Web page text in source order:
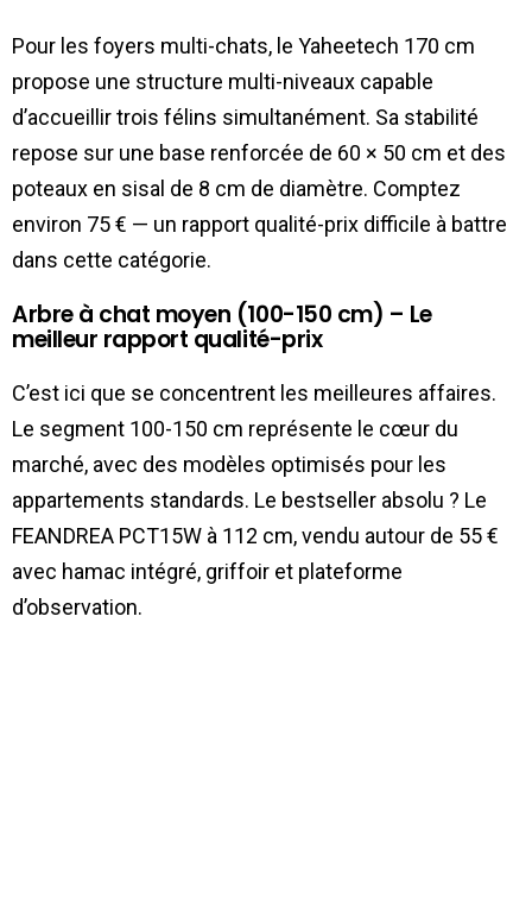
Pour les foyers multi-chats, le Yaheetech 170 cm
propose une structure multi-niveaux capable
d’accueillir trois félins simultanément. Sa stabilité
repose sur une base renforcée de 60 × 50 cm et des
poteaux en sisal de 8 cm de diamètre. Comptez
environ 75 € — un rapport qualité-prix difficile à battre
dans cette catégorie.
Arbre à chat moyen (100-150 cm) – Le
meilleur rapport qualité-prix
C’est ici que se concentrent les meilleures affaires.
Le segment 100-150 cm représente le cœur du
marché, avec des modèles optimisés pour les
appartements standards. Le bestseller absolu ? Le
FEANDREA PCT15W à 112 cm, vendu autour de 55 €
avec hamac intégré, griffoir et plateforme
d’observation.